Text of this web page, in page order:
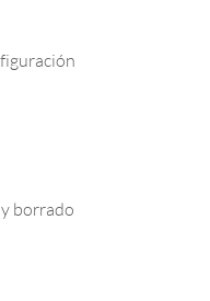
borrado